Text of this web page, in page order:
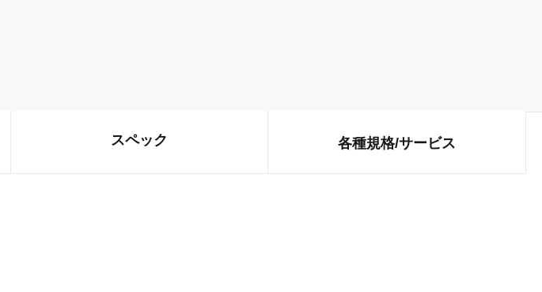
スペック 各種規格/サービス